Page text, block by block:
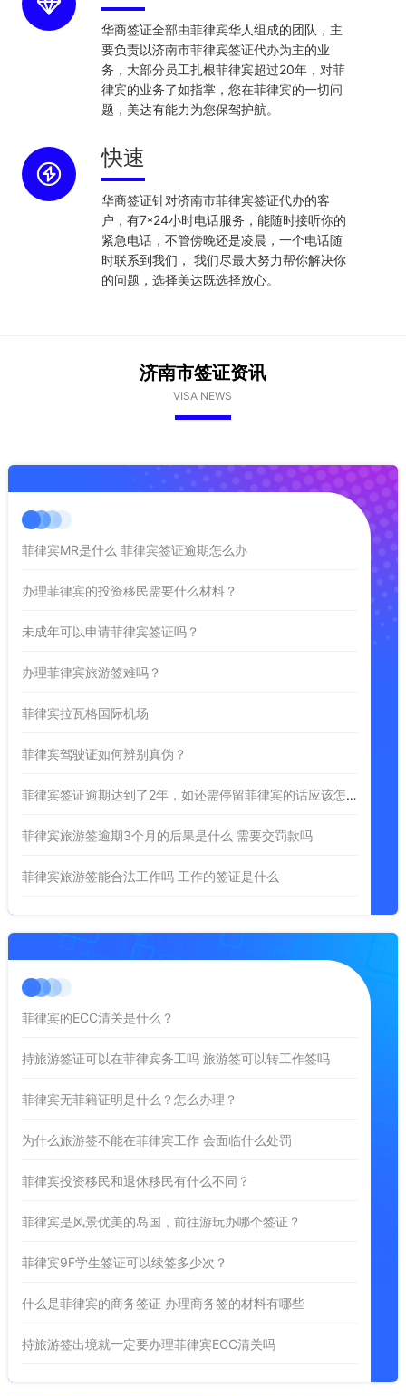
华商签证全部由菲律宾华人组成的团队，主
要负责以济南市菲律宾签证代办为主的业
务，大部分员工扎根菲律宾超过20年，对菲
律宾的业务了如指掌，您在菲律宾的一切问
题，美达有能力为您保驾护航。
快速
华商签证针对济南市菲律宾签证代办的客
户，有7*24小时电话服务，能随时接听你的
紧急电话，不管傍晚还是凌晨，一个电话随
时联系到我们， 我们尽最大努力帮你解决你
的问题，选择美达既选择放心。
济南市签证资讯
VISA NEWS
菲律宾MR是什么 菲律宾签证逾期怎么办
办理菲律宾的投资移民需要什么材料？
未成年可以申请菲律宾签证吗？
办理菲律宾旅游签难吗？
菲律宾拉瓦格国际机场
菲律宾驾驶证如何辨别真伪？
菲律宾签证逾期达到了2年，如还需停留菲律宾的话应该怎么做？
菲律宾旅游签逾期3个月的后果是什么 需要交罚款吗
菲律宾旅游签能合法工作吗 工作的签证是什么
菲律宾的ECC清关是什么？
持旅游签证可以在菲律宾务工吗 旅游签可以转工作签吗
菲律宾无菲籍证明是什么？怎么办理？
为什么旅游签不能在菲律宾工作 会面临什么处罚
菲律宾投资移民和退休移民有什么不同？
菲律宾是风景优美的岛国，前往游玩办哪个签证？
菲律宾9F学生签证可以续签多少次？
什么是菲律宾的商务签证 办理商务签的材料有哪些
持旅游签出境就一定要办理菲律宾ECC清关吗